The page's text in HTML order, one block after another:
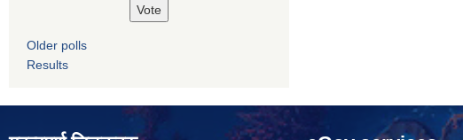
Older polls
Results